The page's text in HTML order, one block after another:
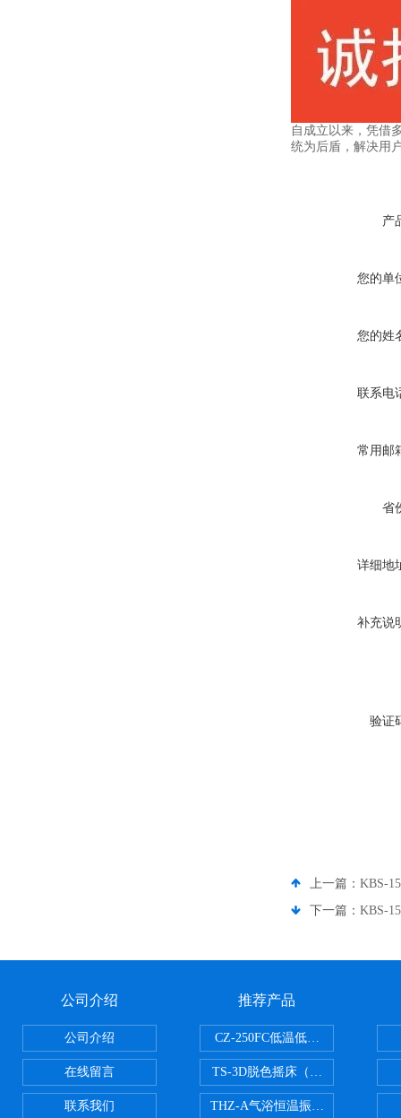
自成立以来，凭借
统为后盾，解决用
产
您的单
您的姓
联系电
常用邮
省
详细地
补充说
验证
上一篇： KBS-
下一篇： KBS-
公司介绍
公司介绍
在线留言
联系我们
推荐产品
CZ-250FC低温低湿种子储藏柜
TS-3D脱色摇床（三维运动）
THZ-A气浴恒温振荡器